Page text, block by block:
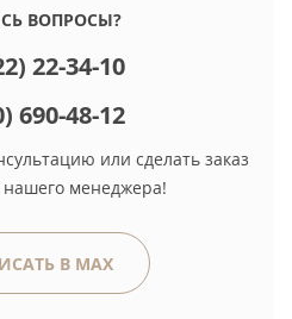
ВОПРОСЫ?
22-34-10
690-48-12
или сделать заказ
нашего менеджера!
В MAX